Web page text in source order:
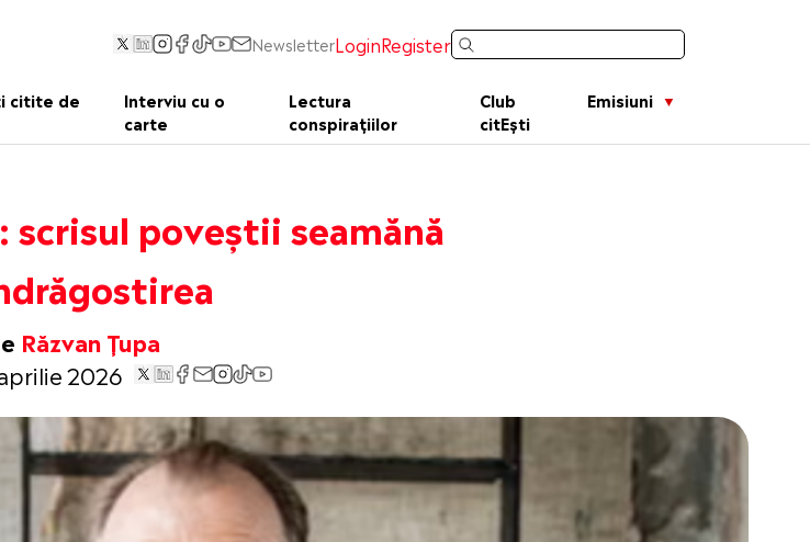
NewsletterLoginRegister
citite de
Interviu cu o
carte
Lectura
conspirațiilor
Club
citEști
Emisiuni
scrisul poveștii seamănă
Răzvan Țupa
2026